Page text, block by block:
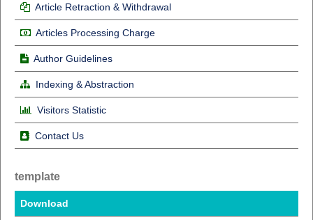
Article Retraction & Withdrawal
Articles Processing Charge
Author Guidelines
Indexing & Abstraction
Visitors Statistic
Contact Us
template
Download